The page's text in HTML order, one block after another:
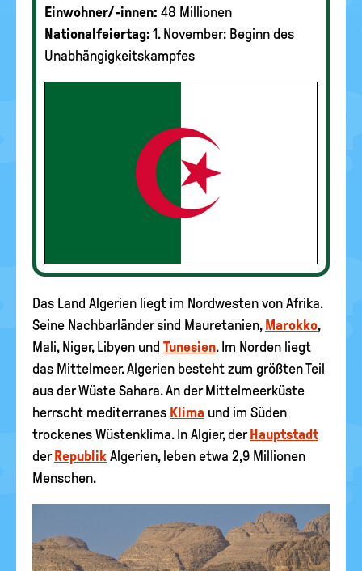
Einwohner/-innen: 48 Millionen
Nationalfeiertag: 1. November: Beginn des
Unabhängigkeitskampfes
Das Land Algerien liegt im Nordwesten von Afrika.
Seine Nachbarländer sind Mauretanien, Marokko,
Mali, Niger, Libyen und Tunesien. Im Norden liegt
das Mittelmeer. Algerien besteht zum größten Teil
aus der Wüste Sahara. An der Mittelmeerküste
herrscht mediterranes Klima und im Süden
trockenes Wüstenklima. In Algier, der Hauptstadt
der Republik Algerien, leben etwa 2,9 Millionen
Menschen.